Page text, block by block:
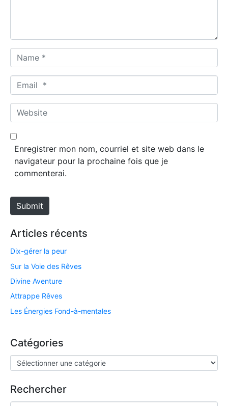
a
m
*
m
a
*
W
e
b
Enregistrer mon nom, courriel et site web dans le
navigateur pour la prochaine fois que je
commenterai.
Submit
Articles récents
Dix-gérer la peur
Sur la Voie des Rêves
Divine Aventure
Attrappe Rêves
Les Énergies Fond-à-mentales
Catégories
Rechercher